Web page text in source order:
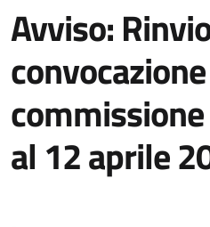
Avviso:
convocazione
al 12 aprile